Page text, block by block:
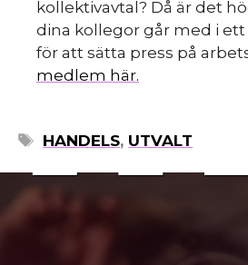
kollektivavtal? Då är det
dina kollegor går med i
för att sätta press på
medlem här.
ETIKETTER
HANDELS, UTVALT